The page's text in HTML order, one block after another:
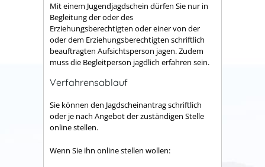
Mit einem Jugendjagdschein dürfen Sie nur in
Begleitung der oder des
Erziehungsberechtigten oder einer von der
oder dem Erziehungsberechtigten schriftlich
beauftragten Aufsichtsperson jagen. Zudem
muss die Begleitperson jagdlich erfahren sein.
Verfahrensablauf
Sie können den Jagdscheinantrag schriftlich
oder je nach Angebot der zuständigen Stelle
online stellen.
Wenn Sie ihn online stellen wollen: